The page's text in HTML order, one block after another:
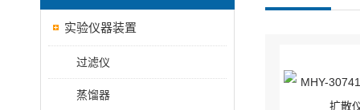
实验仪器装置
过滤仪
蒸馏器